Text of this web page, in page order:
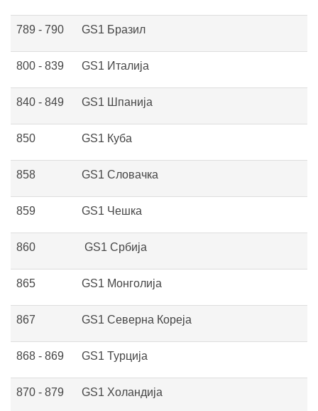
789 - 790 GS1 Бразил
800 - 839 GS1 Италија
840 - 849 GS1 Шпанија
850 GS1 Куба
858 GS1 Словачка
859 GS1 Чешка
860 GS1 Србија
865 GS1 Монголија
867 GS1 Северна Кореја
868 - 869 GS1 Турција
870 - 879 GS1 Холандија